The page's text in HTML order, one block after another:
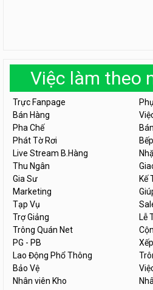
Việc làm theo
Trực Fanpage
Bán Hàng
Pha Chế
Phát Tờ Rơi
Live Stream B.Hàng
Thu Ngân
Gia Sư
Kế
Marketing
Tạp Vụ
Trợ Giảng
Lễ
Trông Quán Net
PG - PB
Lao Động Phổ Thông
Bảo Vệ
Nhân viên Kho